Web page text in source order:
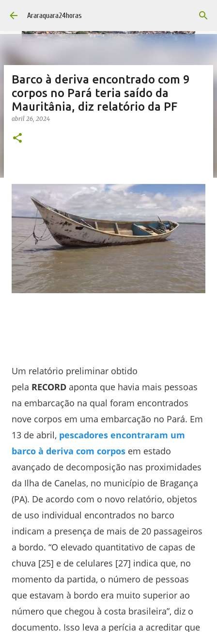
Pular para o conteúdo principal
Araraquara24horas
Barco à deriva encontrado com 9
corpos no Pará teria saído da
Mauritânia, diz relatório da PF
abril 26, 2024
Um relatório preliminar obtido
pela RECORD aponta que havia mais pessoas
na embarcação na qual foram encontrados
nove corpos em uma embarcação no Pará. Em
13 de abril, pescadores encontraram um
barco à deriva com corpos em estado
avançado de decomposição nas proximidades
da Ilha de Canelas, no município de Bragança
(PA). De acordo com o novo relatório, objetos
de uso individual encontrados no barco
indicam a presença de mais de 20 passageiros
a bordo. “O elevado quantitativo de capas de
chuva [25] e de celulares [27] indica que, no
momento da partida, o número de pessoas
que estavam à bordo era muito superior ao
número que chegou à costa brasileira”, diz o
documento. Isso leva a perícia a acreditar que